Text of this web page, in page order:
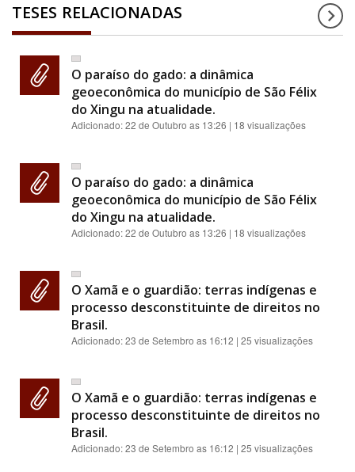
TESES RELACIONADAS
O paraíso do gado: a dinâmica
geoeconômica do município de São Félix
do Xingu na atualidade.
Adicionado:22 de Outubro as 13:26 | 18 visualizações
O paraíso do gado: a dinâmica
geoeconômica do município de São Félix
do Xingu na atualidade.
Adicionado:22 de Outubro as 13:26 | 18 visualizações
O Xamã e o guardião: terras indígenas e
processo desconstituinte de direitos no
Brasil.
Adicionado:23 de Setembro as 16:12 | 25 visualizações
O Xamã e o guardião: terras indígenas e
processo desconstituinte de direitos no
Brasil.
Adicionado:23 de Setembro as 16:12 | 25 visualizações